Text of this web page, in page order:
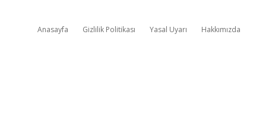
Anasayfa Gizlilik Politikası Yasal Uyarı Hakkımızda